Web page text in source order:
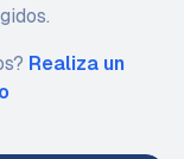
Realiza un